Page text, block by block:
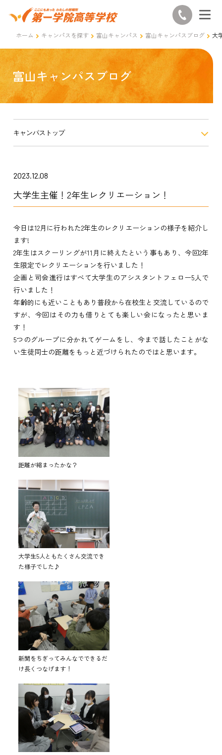
ホーム キャンパスを探す 富山キャンパス 富山キャンパスブログ 大
富山キャンパスブログ
キャンパストップ
2023.12.08
大学生主催！2年生レクリエーション！
今日は12月に行われた2年生のレクリエーションの様子を紹介し
ます!
2年生はスクーリングが11月に終えたという事もあり、今回2年
生限定でレクリエーションを行いました！
企画と司会進行はすべて大学生のアシスタントフェロー5人で
行いました！
年齢的にも近いこともあり普段から在校生と交流しているので
すが、今回はその力も借りとても楽しい会になったと思いま
す！
5つのグループに分かれてゲームをし、今まで話したことがな
い生徒同士の距離をもっと近づけられたのではと思います。
距離が縮まったかな？
大学生5人ともたくさん交流でき
た様子でした♪
新聞をちぎってみんなでできるだ
け長くつなげます！